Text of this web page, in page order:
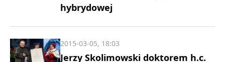
hybrydowej
Jerzy Skolimowski doktorem h.c.
2015-03-05, 18:03